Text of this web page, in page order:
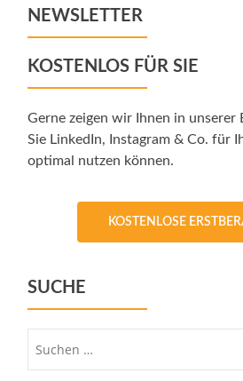
NEWSLETTER
KOSTENLOS FÜR SIE
Gerne zeigen wir Ihnen in unserer
Sie LinkedIn, Instagram & Co. für
optimal nutzen können.
KOSTENLOSE
SUCHE